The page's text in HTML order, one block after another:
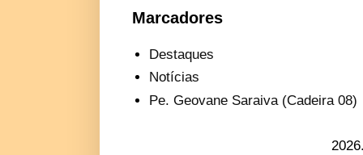
Marcadores
Destaques
Notícias
Pe. Geovane Saraiva (Cadeira 08)